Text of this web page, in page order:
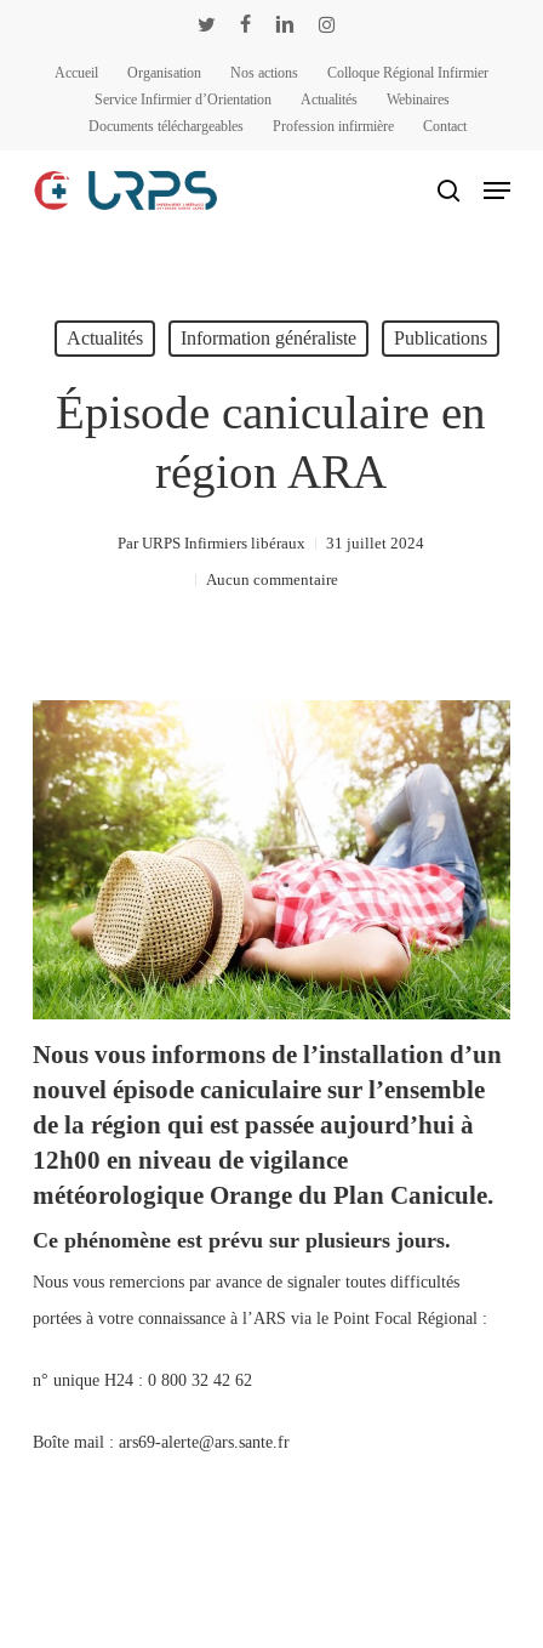
Accueil
Organisation Nos actions
Colloque Régional Infirmier
Service Infirmier d’Orientation
Actualités
Webinaires
Documents téléchargeables
Profession infirmière Contact
rechercher
Menu
Actualités Information généraliste Publications
Épisode caniculaire en
région ARA
Par URPS Infirmiers libéraux
31 juillet 2024
Aucun commentaire
Nous vous informons de l’installation d’un
nouvel épisode caniculaire sur l’ensemble
de la région qui est passée aujourd’hui à
12h00 en niveau de vigilance
météorologique Orange du Plan Canicule.
Ce phénomène est prévu sur plusieurs jours.
Nous vous remercions par avance de signaler toutes difficultés
portées à votre connaissance à l’ARS via le Point Focal Régional :
n° unique H24 : 0 800 32 42 62
Boîte mail : ars69-alerte@ars.sante.fr
Panneau de gestion des cookies